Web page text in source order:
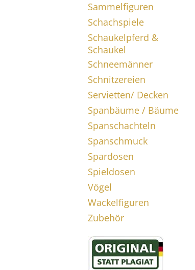
Sammelfiguren
Schachspiele
Schaukelpferd &
Schaukel
Schneemänner
Schnitzereien
Servietten/ Decken
Spanbäume / Bäume
Spanschachteln
Spanschmuck
Spardosen
Spieldosen
Vögel
Wackelfiguren
Zubehör